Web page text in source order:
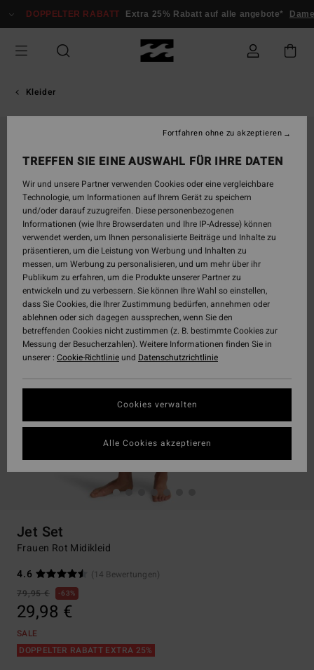
zur
springen
DOPPELTER RABATT Extra 25% Rabatt auf alle angebote*
Kleider
Jet Set
Frauen Rot Midikleid
4.6
(14 Bewertungen)
79,95 €
63%
29,98 €
SALE
DOPPELTER RABATT EXTRA 25%
TREFFEN SIE EINE AUSWAHL FÜR IHRE DATEN
Wir und unsere Partner verwenden Cookies oder eine vergleichbare
Technologie, um Informationen auf Ihrem Gerät zu speichern
und/oder darauf zuzugreifen. Diese personenbezogenen
Informationen (wie Ihre Browserdaten und Ihre IP-Adresse) können
verwendet werden, um Ihnen personalisierte Beiträge und Inhalte zu
präsentieren, um die Leistung von Werbung und Inhalten zu
messen, um Werbung zu personalisieren, und um mehr über ihr
Publikum zu erfahren, um die Produkte unserer Partner zu
entwickeln und zu verbessern. Sie können Ihre Wahl so einstellen,
dass Sie Cookies, die Ihrer Zustimmung bedürfen, annehmen oder
ablehnen oder sich dagegen aussprechen, wenn Sie den
betreffenden Cookies nicht zustimmen (z. B. bestimmte Cookies zur
Messung der Besucherzahlen). Weitere Informationen finden Sie in
unserer : Cookie-Richtlinieund Datenschutzrichtlinie
Cookies verwalten
Fortfahren ohne zu akzeptieren
Alle Cookies akzeptieren